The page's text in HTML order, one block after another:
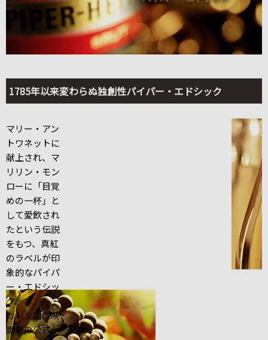
1785年以来変わらぬ独創性パイパー・エドシック
マリー・アン
トワネットに
献上され、マ
リリン・モン
ローに「目覚
めの一杯」と
して愛飲され
たという伝説
をもつ、真紅
のラベルが印
象的なパイパ
ー・エドシッ
ク。
カンヌ国際映
画祭の公式シ